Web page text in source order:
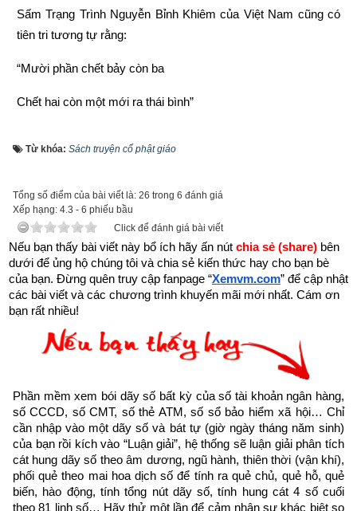
Sấm Trạng Trình Nguyễn Bỉnh Khiêm của Việt Nam cũng có
tiên tri tương tự rằng:
“Mười phần chết bảy còn ba
Chết hai còn một mới ra thái bình”
được xem.
Trên đời có người hành Đại Thiện, gặp kiếp nạn này cũng bình
an”
Như vậy chúng ta đang sống trong thời gian cuối cùng của
thời kỳ mạt pháp khi mà đạo đức nhân loại suy đồi, bại hoại
Từ khóa: Sách truyện cổ phật giáo
Tổng số điểm của bài viết là: 26 trong 6 đánh giá
Xếp hạng: 4.3 - 6 phiếu bầu
Click để đánh giá bài viết
Nếu bạn thấy bài viết này bổ ích hãy ấn nút chia sẻ (share) bên
dưới để ủng hộ chúng tôi và chia sẻ kiến thức hay cho bạn bè
của bạn. Đừng quên truy cập fanpage “Xemvm.com” để cập nhật
các bài viết và các chương trình khuyến mãi mới nhất. Cám ơn
bạn rất nhiều!
Phần mềm xem bói dãy số bất kỳ của số tài khoản ngân hàng,
số CCCD, số CMT, số thẻ ATM, số sổ bảo hiểm xã hội… Chỉ
cần nhập vào một dãy số và bát tự (giờ ngày tháng năm sinh)
của bạn rồi kích vào “Luận giải”, hệ thống sẽ luận giải phân tích
cát hung dãy số theo âm dương, ngũ hành, thiên thời (vận khí),
phối quẻ theo mai hoa dịch số để tính ra quẻ chủ, quẻ hỗ, quẻ
biến, hào động, tính tổng nút dãy số, tính hung cát 4 số cuối
theo 81 linh số… Hãy thử một lần để cảm nhận sự khác biệt so